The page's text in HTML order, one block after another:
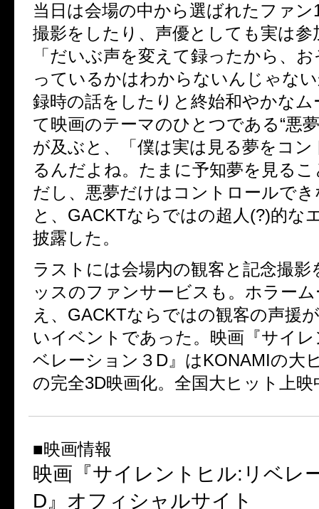
当日は会場の中から選ばれたファ
撮影をしたり、声優としても実は参
「だいぶ声を変えて録ったから、
っているかはわからないんじゃな
録時の話をしたりと終始和やかな
て映画のテーマのひとつである“悪
が及ぶと、「僕は実は見る夢をコ
るんだよね。たまに予知夢を見る
だし、悪夢だけはコントロールで
と、GACKTならではの超人(?)的な
披露した。
ラストには会場内の観客と記念撮影
ッスのファンサービスも。ホラー
え、GACKTならではの観客の声援
いイベントであった。映画『サイ
ベレーション３D』はKONAMIの大
の完全3D映画化。全国大ヒット上映
■映画情報
映画『サイレントヒル:リベレ
D』オフィシャルサイト